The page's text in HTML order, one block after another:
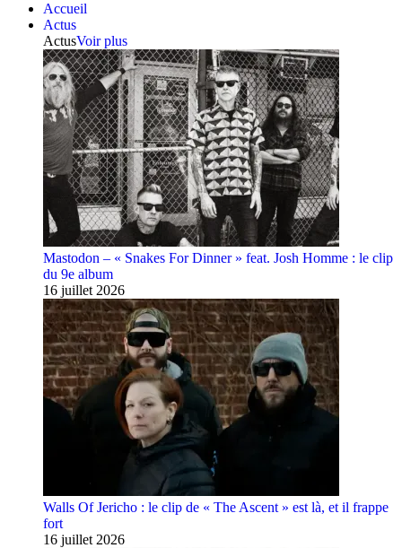
Accueil
Actus
ActusVoir plus
Mastodon – « Snakes For Dinner » feat. Josh Homme : le clip
du 9e album
16 juillet 2026
Walls Of Jericho : le clip de « The Ascent » est là, et il frappe
fort
16 juillet 2026